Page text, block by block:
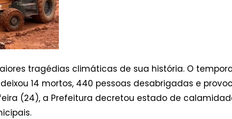
tragédias climáticas de sua história. O
14 mortos, 440 pessoas desabrigadas e
(24), a Prefeitura decretou estado de